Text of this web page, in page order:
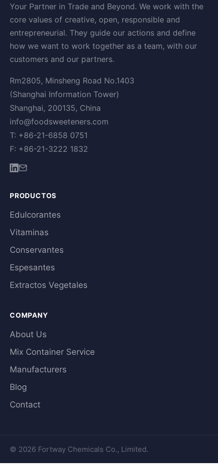
Your Partner in Trade and Beyond. We work with the
core values of creative, open, responsible and
entrepreneurial. They guide our actions and define
how we want to work together as a team, with our
customers and our partners.
Rm2805, Minsheng Road No.1403
(Shanghai Information Tower)
Shanghai, 200135, China
info@foodsweeteners.com
T: +86-21-6858 0751
F: +86-21-3222 1832
PRODUCTOS
Edulcorantes
Vitaminas
Conservantes
Espesantes
Extractos Vegetales
COMPANY
About Us
Mix Container Service
Manufacturers
Blog
Contact
© 2026 Fortway Chemicals Co., Limited.